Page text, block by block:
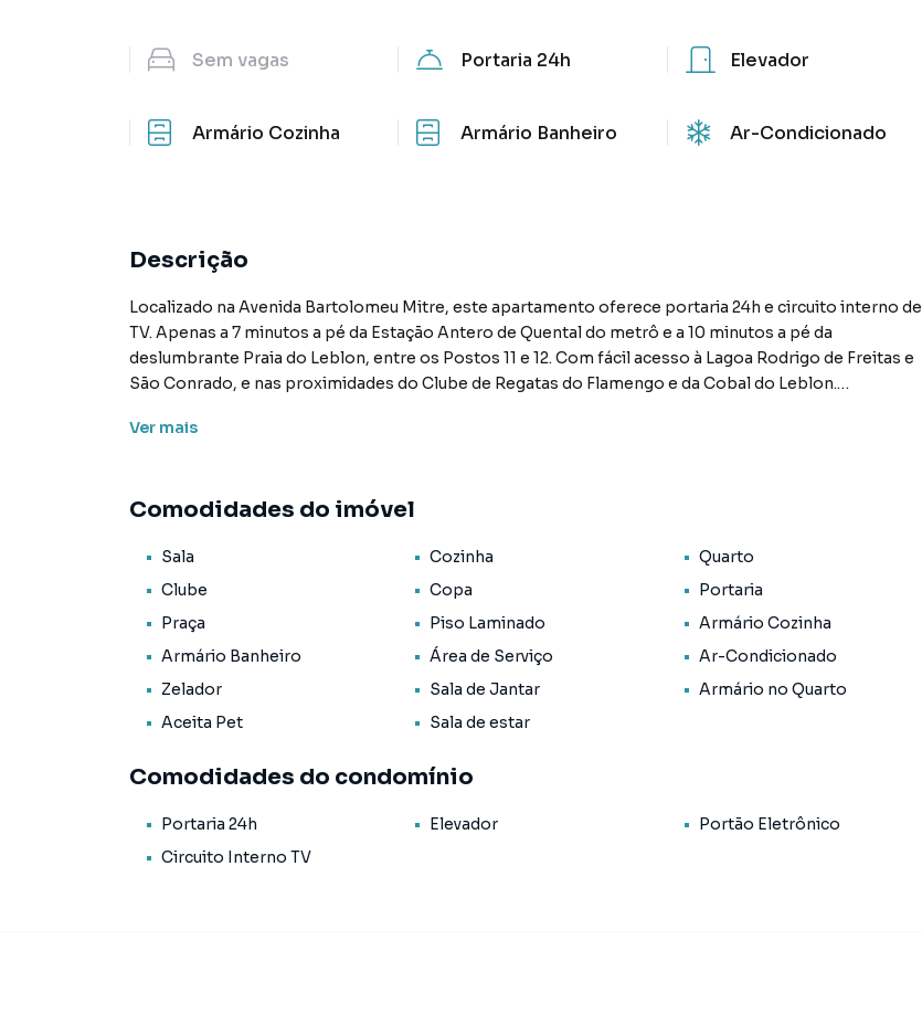
Sem vagas Portaria 24h Elevador
Armário Cozinha Armário Banheiro Ar-Condicionado
Descrição
Localizado na Avenida Bartolomeu Mitre, este apartamento oferece portaria 24h e circuito interno de
TV. Apenas a 7 minutos a pé da Estação Antero de Quental do metrô e a 10 minutos a pé da
deslumbrante Praia do Leblon, entre os Postos 11 e 12. Com fácil acesso à Lagoa Rodrigo de Freitas e
São Conrado, e nas proximidades do Clube de Regatas do Flamengo e da Cobal do Leblon.
O apartamento, de frente e indevassado, com vista para a rua, praça e copa das árvores de todos os
perfeito para receber amigos e familiares.
Com hidráulica e elétrica reformadas recentemente. Ainda há a possibilidade de alugar uma vaga de
garagem. IPTU 2026 PAGO!
*** Os valores podem sofrer alterações sem aviso prévio ***
Ver mais
Comodidades do imóvel
Sala Cozinha
Quarto
Clube
Copa
Portaria
Praça
Piso Laminado
Armário Cozinha
Armário Banheiro
Área de Serviço
Ar-Condicionado
Zelador
Sala de Jantar
Armário no Quarto
Aceita Pet
Sala de estar
Comodidades do condomínio
Portaria 24h Elevador
Portão Eletrônico
Circuito Interno TV